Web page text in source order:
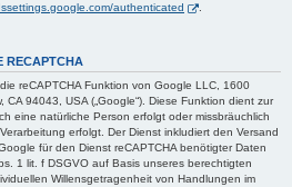
authenticated .
RECAPTCHA
reCAPTCHA Funktion von Google LLC, 1600
94043, USA („Google“). Diese Funktion dient zur
eine natürliche Person erfolgt oder missbräuchlich
erfolgt. Der Dienst inkludiert den Versand
für den Dienst reCAPTCHA benötigter Daten
1 lit. f DSGVO auf Basis unseres berechtigten
Willensgetragenheit von Handlungen im